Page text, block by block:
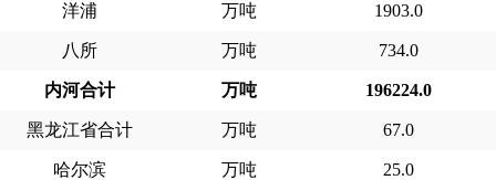
洋浦 万吨 1903.0
八所 万吨 734.0
内河合计 万吨 196224.0
黑龙江省合计 万吨 67.0
哈尔滨 万吨 25.0